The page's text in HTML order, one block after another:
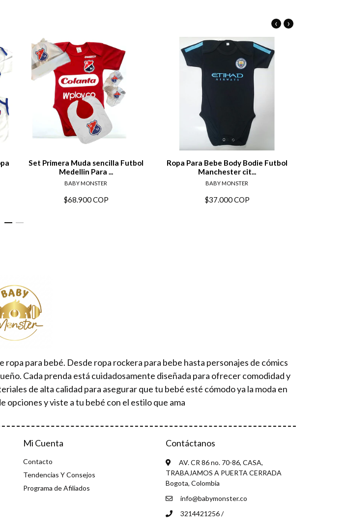
Set Primera Muda sencilla Futbol
Medellin Para ...
BABY MONSTER
Ver detalles
$68.900 COP
Ropa Para Bebe Body Bodie Futbol
Manchester cit...
BABY MONSTER
Ver detalles
$37.000 COP
‹ ›
para bebé. Desde ropa rockera para bebe hasta personajes de cómics
Cada prenda está cuidadosamente diseñada para ofrecer comodidad y
de alta calidad para asegurar que tu bebé esté cómodo ya la moda en
opciones y viste a tu bebé con el estilo que ama
Mi Cuenta
Contacto
Tendencias Y Consejos
Programa de Afiliados
Contáctanos
AV. CR 86 no. 70-86, CASA,
TRABAJAMOS A PUERTA CERRADA
Bogota, Colombia
info@babymonster.co
3214421256 /